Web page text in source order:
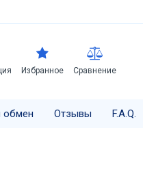
Избранное Сравнение
обмен Отзывы F.A.Q.